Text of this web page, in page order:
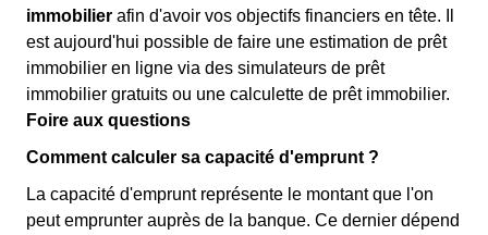
immobilier afin d'avoir vos objectifs financiers en tête. Il
est aujourd'hui possible de faire une estimation de prêt
immobilier en ligne via des simulateurs de prêt
immobilier gratuits ou une calculette de prêt immobilier.
Foire aux questions
Comment calculer sa capacité d'emprunt ?
La capacité d'emprunt représente le montant que l'on
peut emprunter auprès de la banque. Ce dernier dépend